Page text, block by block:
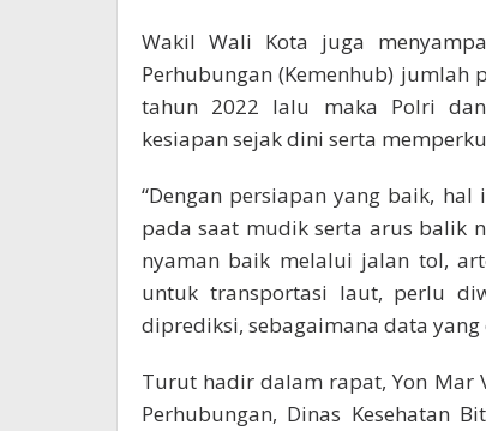
Wakil Wali Kota juga
Perhubungan (Kemenhub)
tahun 2022 lalu maka Polri
kesiapan sejak dini serta
“Dengan persiapan yang baik,
pada saat mudik serta arus balik
nyaman baik melalui jalan tol,
untuk transportasi laut, perlu
diprediksi, sebagaimana data yang
Turut hadir dalam rapat, Yon Mar
Perhubungan, Dinas Kesehatan